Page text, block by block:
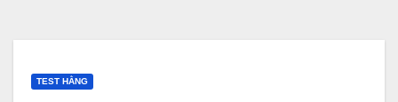
TEST HẰNG